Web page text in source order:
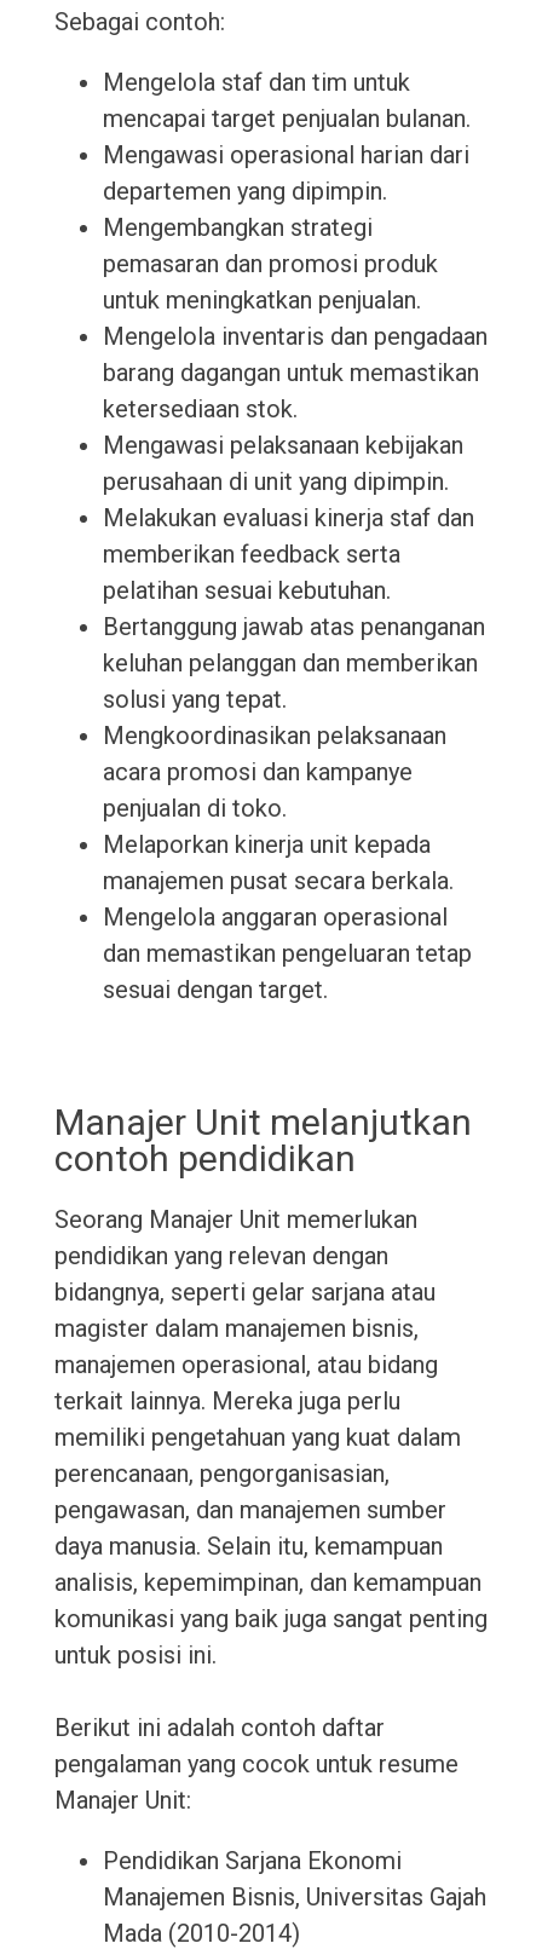
Sebagai contoh:
Mengelola staf dan tim untuk
mencapai target penjualan bulanan.
Mengawasi operasional harian dari
departemen yang dipimpin.
Mengembangkan strategi
pemasaran dan promosi produk
untuk meningkatkan penjualan.
Mengelola inventaris dan pengadaan
barang dagangan untuk memastikan
ketersediaan stok.
Mengawasi pelaksanaan kebijakan
perusahaan di unit yang dipimpin.
Melakukan evaluasi kinerja staf dan
memberikan feedback serta
pelatihan sesuai kebutuhan.
Bertanggung jawab atas penanganan
keluhan pelanggan dan memberikan
solusi yang tepat.
Mengkoordinasikan pelaksanaan
acara promosi dan kampanye
penjualan di toko.
Melaporkan kinerja unit kepada
manajemen pusat secara berkala.
Mengelola anggaran operasional
dan memastikan pengeluaran tetap
sesuai dengan target.
Manajer Unit melanjutkan
contoh pendidikan
Seorang Manajer Unit memerlukan
pendidikan yang relevan dengan
bidangnya, seperti gelar sarjana atau
magister dalam manajemen bisnis,
manajemen operasional, atau bidang
terkait lainnya. Mereka juga perlu
memiliki pengetahuan yang kuat dalam
perencanaan, pengorganisasian,
pengawasan, dan manajemen sumber
daya manusia. Selain itu, kemampuan
analisis, kepemimpinan, dan kemampuan
komunikasi yang baik juga sangat penting
untuk posisi ini.
Berikut ini adalah contoh daftar
pengalaman yang cocok untuk resume
Manajer Unit:
Pendidikan Sarjana Ekonomi
Manajemen Bisnis, Universitas Gajah
Mada (2010-2014)